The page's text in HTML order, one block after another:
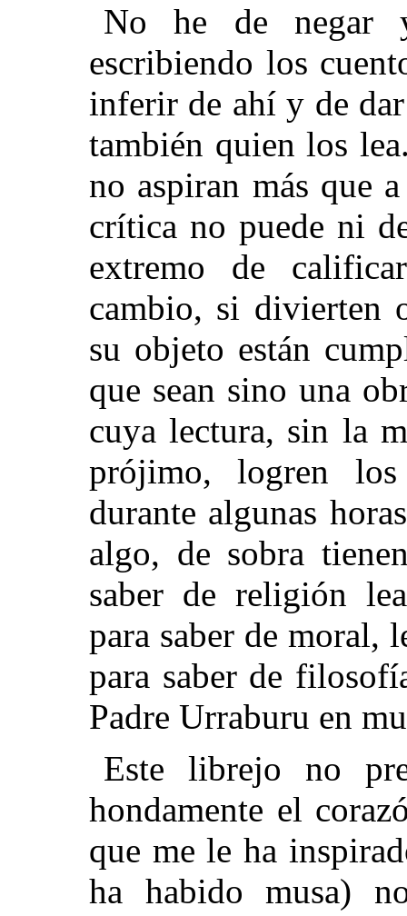
No he de negar
escribiendo los
inferir de ahí y de
también quien los
no aspiran más que
crítica no puede ni
extremo de
cambio, si divierten
su objeto están
que sean sino una
cuya lectura, sin la
prójimo, logren los
durante algunas
algo, de sobra
saber de religión
para saber de moral,
para saber de
Padre Urraburu en
Este librejo no
hondamente el
que me le ha
ha habido musa)